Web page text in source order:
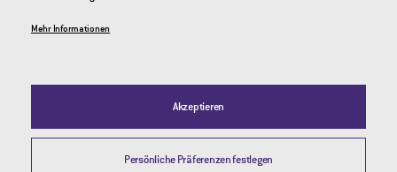
Mehr Informationen
Akzeptieren
Persönliche Präferenzen festlegen